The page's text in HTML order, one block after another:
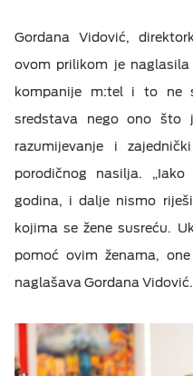
Gordana Vidović,
ovom prilikom je
kompanije m:tel i to ne
sredstava nego ono
razumijevanje i
porodičnog nasilja.
godina, i dalje nismo
kojima se žene susreću.
pomoć ovim ženama,
naglašava Gordana Vidović.